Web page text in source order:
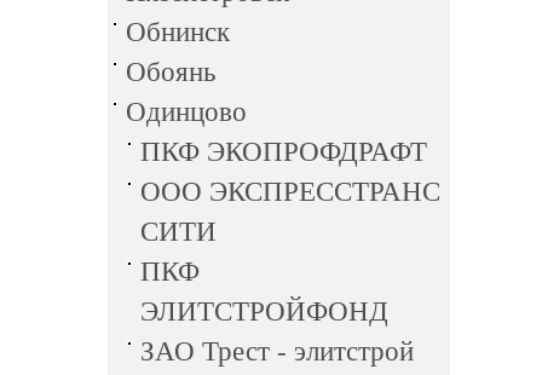
Обнинск
Обоянь
Одинцово
ПКФ ЭКОПРОФДРАФТ
ООО ЭКСПРЕССТРАНС
СИТИ
ПКФ
ЭЛИТСТРОЙФОНД
ЗАО Трест - элитстрой